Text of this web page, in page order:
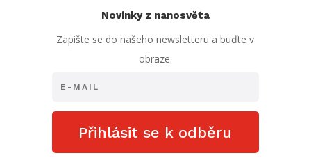
Novinky z nanosvěta
Zapište se do našeho newsletteru a buďte v
obraze.
Přihlásit se k odběru